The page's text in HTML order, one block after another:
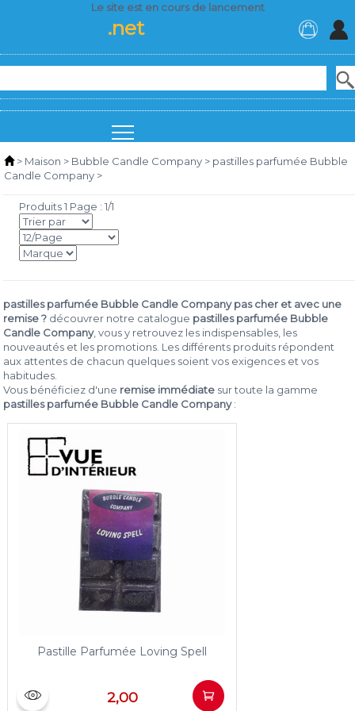
Le site est en cours de lancement
.net
> Maison > Bubble Candle Company > pastilles parfumée Bubble
Candle Company >
Produits 1 Page : 1/1
pastilles parfumée Bubble Candle Company pas cher et avec une
remise ? découvrer notre catalogue pastilles parfumée Bubble
Candle Company, vous y retrouvez les indispensables, les
nouveautés et les promotions. Les différents produits répondent
aux attentes de chacun quelques soient vos exigences et vos
habitudes.
Vous bénéficiez d'une remise immédiate sur toute la gamme
pastilles parfumée Bubble Candle Company:
Pastille Parfumée Loving Spell
2,00